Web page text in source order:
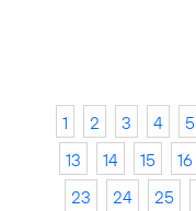
1 2 3 4 5
13
14 15 16
23
24 25